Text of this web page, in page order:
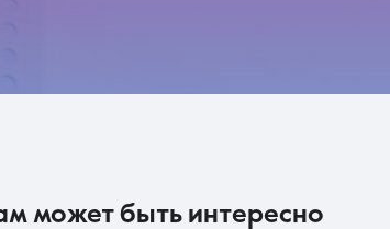
может быть интересно